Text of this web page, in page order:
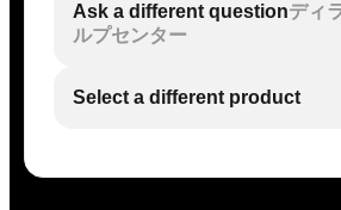
Ask a different questionディ
ルプセンター
Select a different product